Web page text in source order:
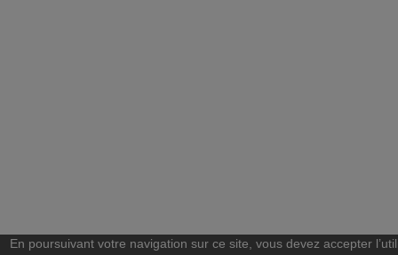
En poursuivant votre navigation sur ce site, vous devez accepter